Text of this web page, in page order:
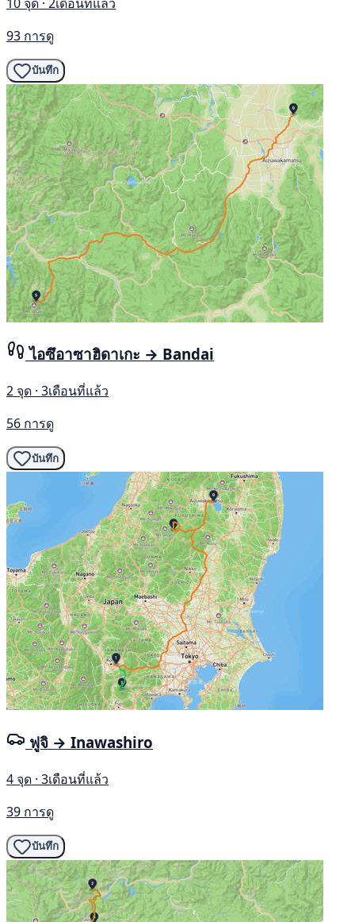
93 การดู
บันทึก
ไอซึอาซาฮิดาเกะ → Bandai
2 จุด · 3เดือนที่แล้ว
56 การดู
บันทึก
ฟูจิ → Inawashiro
4 จุด · 3เดือนที่แล้ว
39 การดู
บันทึก